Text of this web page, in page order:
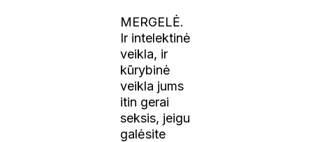
MERGELĖ.
Ir intelektinė
veikla, ir
kūrybinė
veikla jums
itin gerai
seksis, jeigu
galėsite